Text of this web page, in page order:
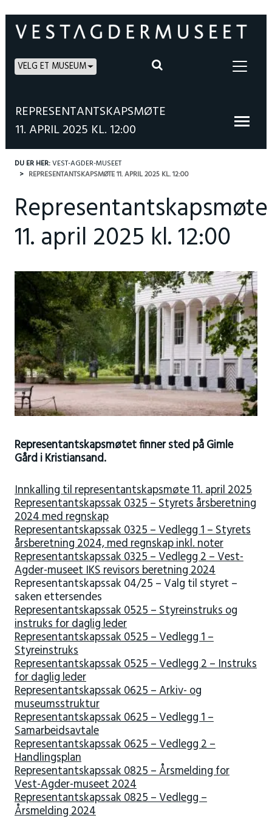
VELG ET MUSEUM
REPRESENTANTSKAPSMØTE
11. APRIL 2025 KL. 12:00
DU ER HER:VEST-AGDER-MUSEET
REPRESENTANTSKAPSMØTE 11. APRIL 2025 KL. 12:00
Representantskapsmøte
11. april 2025 kl. 12:00
Representantskapsmøtet finner sted på Gimle
Gård i Kristiansand.
Innkalling til representantskapsmøte 11. april 2025
Representantskapssak 0325 – Styrets årsberetning
2024 med regnskap
Representantskapssak 0325 – Vedlegg 1 – Styrets
årsberetning 2024, med regnskap inkl. noter
Representantskapssak 0325 – Vedlegg 2 – Vest-
Agder-museet IKS revisors beretning 2024
Representantskapssak 04/25 – Valg til styret –
saken ettersendes
Representantskapssak 0525 – Styreinstruks og
instruks for daglig leder
Representantskapssak 0525 – Vedlegg 1 –
Styreinstruks
Representantskapssak 0525 – Vedlegg 2 – Instruks
for daglig leder
Representantskapssak 0625 – Arkiv- og
museumsstruktur
Representantskapssak 0625 – Vedlegg 1 –
Samarbeidsavtale
Representantskapssak 0625 – Vedlegg 2 –
Handlingsplan
Representantskapssak 0825 – Årsmelding for
Vest-Agder-museet 2024
Representantskapssak 0825 – Vedlegg –
Årsmelding 2024